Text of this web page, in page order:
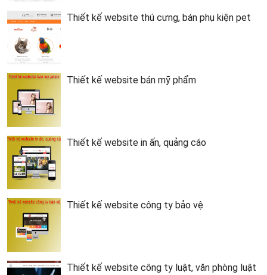
Thiết kế website thú cưng, bán phụ kiện pet
Thiết kế website bán mỹ phẩm
Thiết kế website in ấn, quảng cáo
Thiết kế website công ty bảo vệ
Thiết kế website công ty luật, văn phòng luật